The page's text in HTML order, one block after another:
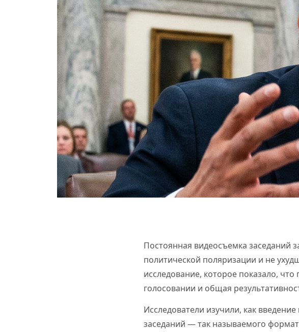
Постоянная видеосъемка заседаний
политической поляризации и не
исследование, которое показало,
голосовании и общая
Исследователи изучили, как
заседаний — так называемого